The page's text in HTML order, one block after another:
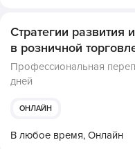
Стратегии развития
в розничной
Профессиональная
дней
ОНЛАЙН
В любое время, Онлайн